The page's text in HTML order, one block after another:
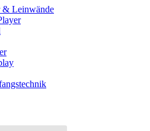
& Leinwände